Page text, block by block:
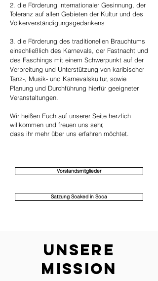
2. die Förderung internationaler Gesinnung, der
Toleranz auf allen Gebieten der Kultur und des
Völkerverständigungsgedankens
3. die Förderung des traditionellen Brauchtums
einschließlich des Karnevals, der Fastnacht und
des Faschings mit einem Schwerpunkt auf der
Verbreitung und Unterstützung von karibischer
Tanz-, Musik- und Karnevalskultur, sowie
Planung und Durchführung hierfür geeigneter
Veranstaltungen.
Wir heißen Euch auf unserer Seite herzlich
willkommen und freuen uns sehr,
dass ihr mehr über uns erfahren möchtet.
Vorstandsmitglieder
Satzung Soaked in Soca
UNSERE
MISSION